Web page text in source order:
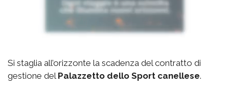
Si staglia all’orizzonte la scadenza del contratto di
gestione del Palazzetto dello Sport canellese.